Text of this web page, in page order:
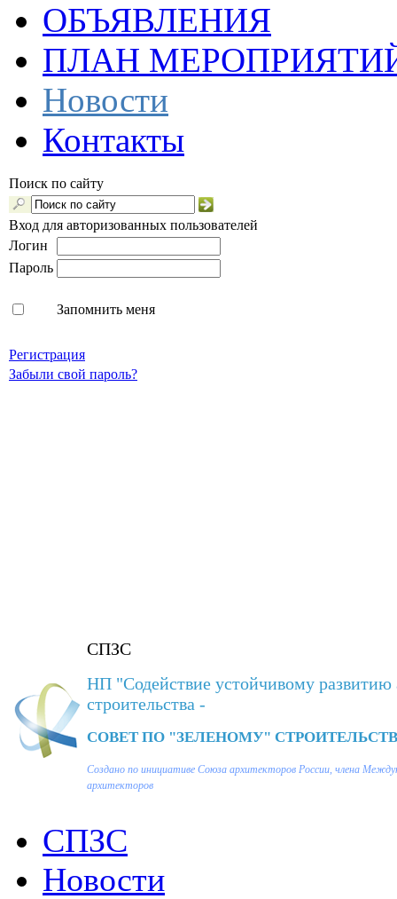
ОБЪЯВЛЕНИЯ
ПЛАН
Новости
Контакты
Поиск по сайту
Вход для авторизованных пользователей
Логин
Пароль
Запомнить меня
Регистрация
Забыли свой пароль?
СПЗС
НП "Содействие устойчивому развитию
строительства -
СОВЕТ ПО "ЗЕЛЕНОМУ"
Создано по инициативе Союза архитекторов России, члена
архитекторов
СПЗС
Новости